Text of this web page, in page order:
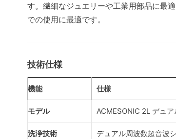
す。繊細なジュエリーや工業用部品に最
での使用に最適です。
技術仕様
機能 仕様
モデル ACMESONIC 2L デュ
洗浄技術 デュアル周波数超音波